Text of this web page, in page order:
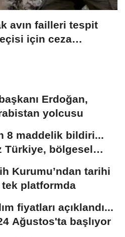
avın failleri tespit
için ceza
Erdoğan,
yolcusu
8 maddelik bildiri...
Türkiye, bölgesel
Kurumu’ndan tarihi
platformda
fiyatları açıklandı...
Ağustos'ta başlıyor